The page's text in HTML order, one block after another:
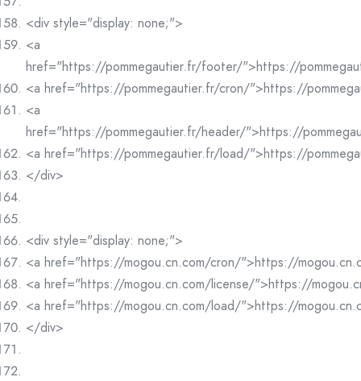
<div style="display: none;">
<a
href="https://pommegautier.fr/footer/">https://
<a href="https://pommegautier.fr/cron/">https://
<a
href="https://pommegautier.fr/header/">https://
<a href="https://pommegautier.fr/load/">https://
</div>
<div style="display: none;">
<a href="https://mogou.cn.com/cron/">https://
<a href="https://mogou.cn.com/license/">https://
<a href="https://mogou.cn.com/load/">https://
</div>